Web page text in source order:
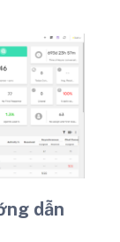
dẫn